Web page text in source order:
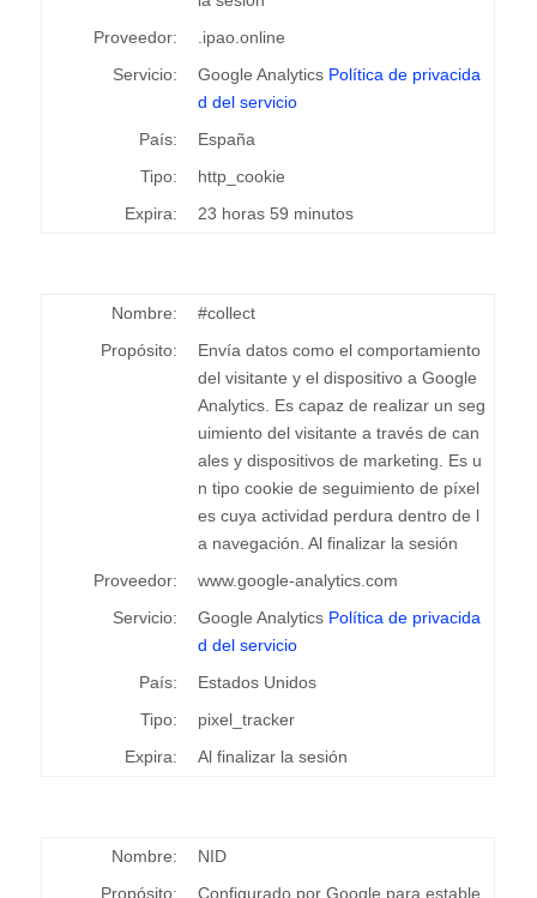
Proveedor:
.ipao.online
Servicio:
Google Analytics Política de privacida
d del servicio
País:
España
Tipo:
http_cookie
Expira:
23 horas 59 minutos
Nombre:
#collect
Propósito:
Envía datos como el comportamiento
del visitante y el dispositivo a Google
Analytics. Es capaz de realizar un seg
uimiento del visitante a través de can
ales y dispositivos de marketing. Es u
n tipo cookie de seguimiento de píxel
es cuya actividad perdura dentro de l
a navegación. Al finalizar la sesión
Proveedor:
www.google-analytics.com
Servicio:
Google Analytics Política de privacida
d del servicio
País:
Estados Unidos
Tipo:
pixel_tracker
Expira:
Al finalizar la sesión
Nombre:
NID
Propósito:
Configurado por Google para estable